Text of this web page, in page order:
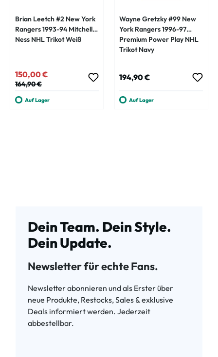
Brian Leetch #2 New York
Rangers 1993-94 Mitchell &
Ness NHL Trikot Weiß
Verkaufspreis:
150,00 €
Regulärer Preis:
164,90 €
Auf Lager
Wayne Gretzky #99 New
York Rangers 1996-97
Premium Power Play NHL
Trikot Navy
Regulärer Preis:
194,90 €
Auf Lager
Dein Team. Dein Style.
Dein Update.
Newsletter für echte Fans.
Newsletter abonnieren und als Erster über
neue Produkte, Restocks, Sales & exklusive
Deals informiert werden. Jederzeit
abbestellbar.